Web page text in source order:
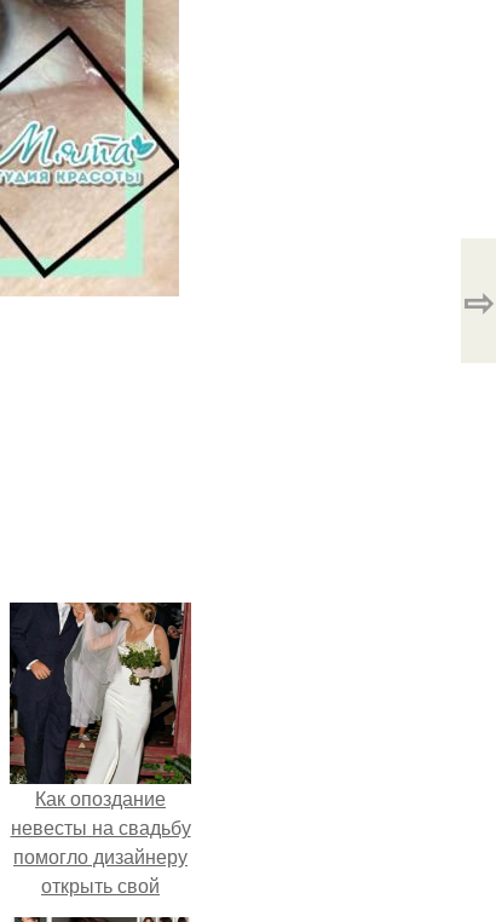
⇨
Как опоздание
невесты на свадьбу
помогло дизайнеру
открыть свой
бренд.